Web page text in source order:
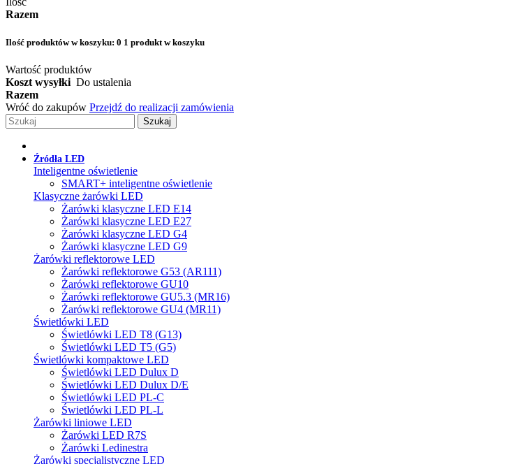
Razem
Ilość produktów w koszyku: 0 1 produkt w koszyku
Wartość produktów
Koszt wysyłki Do ustalenia
Razem
Wróć do zakupów Przejdź do realizacji zamówienia
Szukaj
Źródła LED
Inteligentne oświetlenie
SMART+ inteligentne oświetlenie
Klasyczne żarówki LED
Żarówki klasyczne LED E14
Żarówki klasyczne LED E27
Żarówki klasyczne LED G4
Żarówki klasyczne LED G9
Żarówki reflektorowe LED
Żarówki reflektorowe G53 (AR111)
Żarówki reflektorowe GU10
Żarówki reflektorowe GU5.3 (MR16)
Żarówki reflektorowe GU4 (MR11)
Świetlówki LED
Świetlówki LED T8 (G13)
Świetlówki LED T5 (G5)
Świetlówki kompaktowe LED
Świetlówki LED Dulux D
Świetlówki LED Dulux D/E
Świetlówki LED PL-C
Świetlówki LED PL-L
Żarówki liniowe LED
Żarówki LED R7S
Żarówki Ledinestra
Żarówki specjalistyczne LED